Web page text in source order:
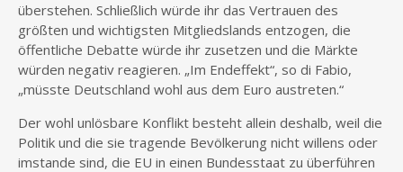
überstehen. Schließlich würde ihr das Vertrauen des
größten und wichtigsten Mitgliedslands entzogen, die
öffentliche Debatte würde ihr zusetzen und die Märkte
würden negativ reagieren. „Im Endeffekt“, so di Fabio,
„müsste Deutschland wohl aus dem Euro austreten.“
Der wohl unlösbare Konflikt besteht allein deshalb, weil die
Politik und die sie tragende Bevölkerung nicht willens oder
imstande sind, die EU in einen Bundesstaat zu überführen